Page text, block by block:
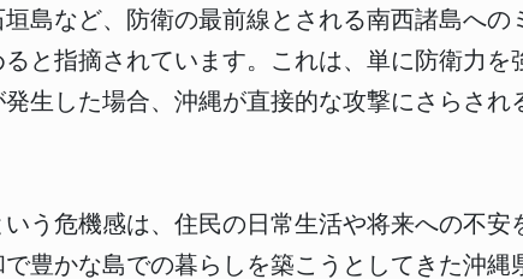
島など、防衛の最前線とされる南西諸島へ
と指摘されています。これは、単に防衛力
生した場合、沖縄が直接的な攻撃にさらさ
いう危機感は、住民の日常生活や将来への不
豊かな島での暮らしを築こうとしてきた沖